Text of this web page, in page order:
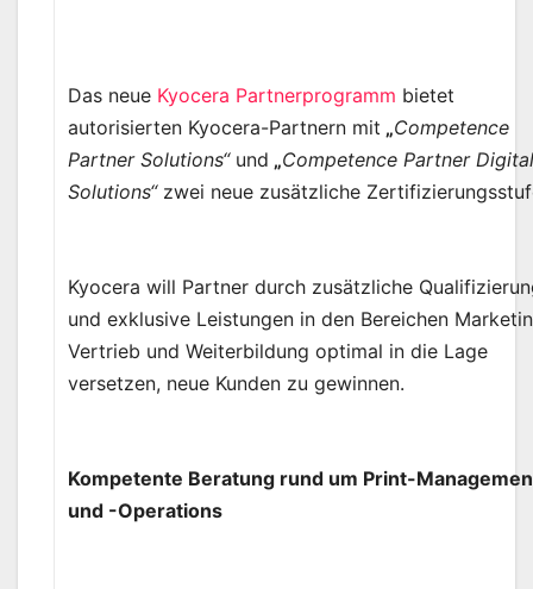
Das neue Kyocera Partnerprogramm bietet
autorisierten Kyocera-Partnern mit „Competence
Partner Solutions“ und „Competence Partner
Solutions“ zwei neue zusätzliche
Kyocera will Partner durch zusätzliche
und exklusive Leistungen in den Bereichen
Vertrieb und Weiterbildung optimal in die Lage
versetzen, neue Kunden zu gewinnen.
Kompetente Beratung rund um Print-
und -Operations